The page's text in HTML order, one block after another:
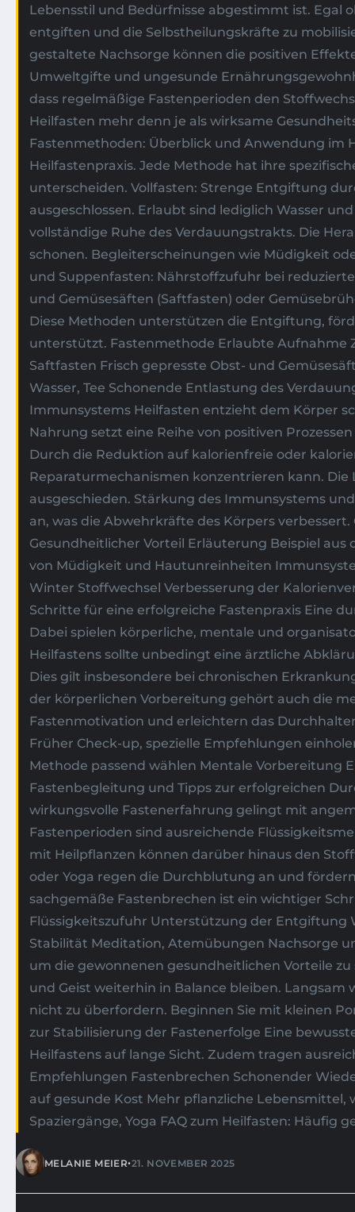
Lebensstil und Bedürfnisse abgestimmt ist. Egal
entgiften und die Selbstheilungskräfte zu
gestaltete Nachsorge können die positiven
Umweltgifte und ungesunde
dass regelmäßige Fastenperioden den
Heilfasten mehr denn je als wirksame
Fastenmethoden: Überblick und Anwendung im
Heilfastenpraxis. Jede Methode hat ihre
unterscheiden. Vollfasten: Strenge Entgiftung
ausgeschlossen. Erlaubt sind lediglich Wasser
vollständige Ruhe des Verdauungstrakts. Die
schonen. Begleiterscheinungen wie Müdigkeit
und Suppenfasten: Nährstoffzufuhr bei
und Gemüsesäften (Saftfasten) oder
Diese Methoden unterstützen die Entgiftung,
unterstützt. Fastenmethode Erlaubte Aufnahme
Saftfasten Frisch gepresste Obst- und
Wasser, Tee Schonende Entlastung des
Immunsystems Heilfasten entzieht dem Körper
Nahrung setzt eine Reihe von positiven
Durch die Reduktion auf kalorienfreie oder
Reparaturmechanismen konzentrieren kann.
ausgeschieden. Stärkung des Immunsystems
an, was die Abwehrkräfte des Körpers
Gesundheitlicher Vorteil Erläuterung Beispiel
von Müdigkeit und Hautunreinheiten
Winter Stoffwechsel Verbesserung der
Schritte für eine erfolgreiche Fastenpraxis Eine
Dabei spielen körperliche, mentale und
Heilfastens sollte unbedingt eine ärztliche
Dies gilt insbesondere bei chronischen
der körperlichen Vorbereitung gehört auch die
Fastenmotivation und erleichtern das
Früher Check-up, spezielle Empfehlungen
Methode passend wählen Mentale Vorbereitung
Fastenbegleitung und Tipps zur erfolgreichen
wirkungsvolle Fastenerfahrung gelingt mit
Fastenperioden sind ausreichende
mit Heilpflanzen können darüber hinaus den
oder Yoga regen die Durchblutung an und
sachgemäße Fastenbrechen ist ein wichtiger
Flüssigkeitszufuhr Unterstützung der Entgiftung
Stabilität Meditation, Atemübungen Nachsorge
um die gewonnenen gesundheitlichen Vorteile
und Geist weiterhin in Balance bleiben.
nicht zu überfordern. Beginnen Sie mit kleinen
zur Stabilisierung der Fastenerfolge Eine
Heilfastens auf lange Sicht. Zudem tragen
Empfehlungen Fastenbrechen Schonender
auf gesunde Kost Mehr pflanzliche
Spaziergänge, Yoga FAQ zum Heilfasten: Häufig
MELANIE MEIER•21. NOVEMBER 2025